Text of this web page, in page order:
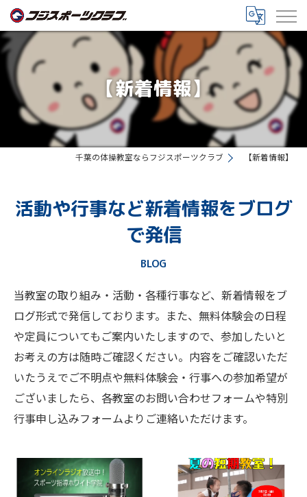
【新着情報】
千葉の体操教室ならフジスポーツクラブ 【新着情報】
活動や行事など新着情報をブログ
で発信
BLOG
当教室の取り組み・活動・各種行事など、新着情報をブ
ログ形式で発信しております。また、無料体験会の日程
や定員についてもご案内いたしますので、参加したいと
お考えの方は随時ご確認ください。内容をご確認いただ
いたうえでご不明点や無料体験会・行事への参加希望が
ございましたら、各教室のお問い合わせフォームや特別
行事申し込みフォームよりご連絡いただけます。